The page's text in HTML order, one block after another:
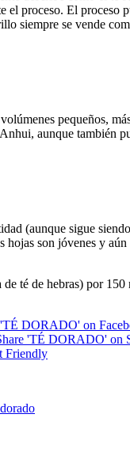
proceso. El proceso
siempre se vende
pequeños,
aunque también
(aunque sigue
son jóvenes y
té de hebras) por